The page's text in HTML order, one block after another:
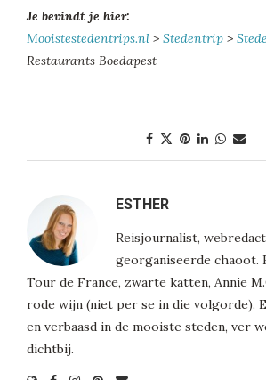
Je bevindt je hier:
Mooistestedentrips.nl > Stedentrip >
Restaurants Boedapest
ESTHER
Reisjournalist,
georganiseerde chaoot.
Tour de France, zwarte katten, Annie
rode wijn (niet per se in die volgorde).
en verbaasd in de mooiste steden, ver
dichtbij.